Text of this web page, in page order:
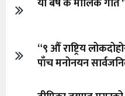
“९ औँ राष्ट्रिय
पाँच मनोनयन